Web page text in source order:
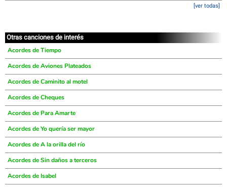
[ver todas]
Otras canciones de interés
Acordes de Tiempo
Acordes de Aviones Plateados
Acordes de Caminito al motel
Acordes de Cheques
Acordes de Para Amarte
Acordes de Yo quería ser mayor
Acordes de A la orilla del río
Acordes de Sin daños a terceros
Acordes de Isabel